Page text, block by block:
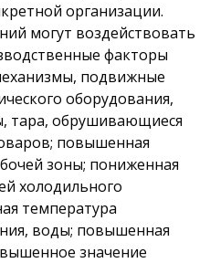
организации.
могут воздействовать
факторы
подвижные
оборудования,
тара, обрушивающиеся
повышенная
зоны; пониженная
холодильного
температура
воды; повышенная
значение